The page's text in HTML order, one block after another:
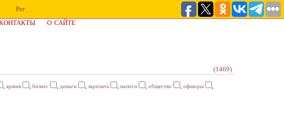
Рег
О САЙТЕ
(1469)
, армия , бизнес , деньги , зарплата , налоги , общество , офшоры ,